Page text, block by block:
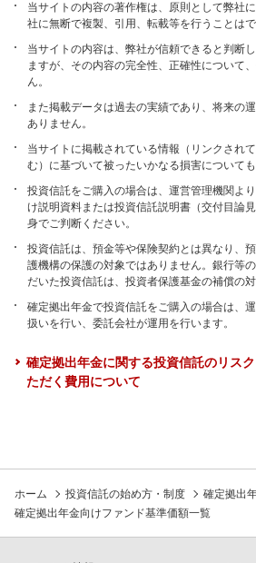
当サイトの内容の著作権は、原則として弊社
社に無断で複製、引用、転載等を行うことはで
当サイトの内容は、弊社が信頼できると判断
ますが、その内容の完全性、正確性について
ん。
また掲載データは過去の実績であり、将来の
ありません。
当サイトに掲載されている情報（リンクされ
む）に基づいて被ったいかなる損害について
投資信託をご購入の場合は、運営管理機関よ
け説明資料または投資信託説明書（交付目論
身でご判断ください。
投資信託は、預金等や保険契約とは異なり、
護機構の保護の対象ではありません。銀行等
だいた投資信託は、投資者保護基金の補償の対
確定拠出年金で投資信託をご購入の場合は、
扱いを行い、委託会社が運用を行います。
確定拠出年金に関する投資信託のリス
ただく費用について
ホーム 投資信託の始め方・制度
確定拠出
確定拠出年金向けファンド基準価額一覧